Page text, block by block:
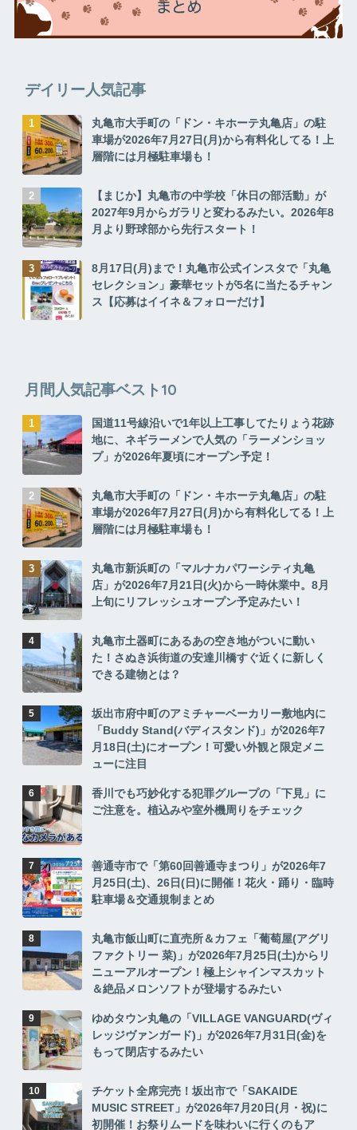
デイリー人気記事
丸亀市大手町の「ドン・キホーテ丸亀店」の駐
車場が2026年7月27日(月)から有料化してる！上
層階には月極駐車場も！
【まじか】丸亀市の中学校「休日の部活動」が
2027年9月からガラリと変わるみたい。2026年8
月より野球部から先行スタート！
8月17日(月)まで！丸亀市公式インスタで「丸亀
セレクション」豪華セットが5名に当たるチャン
ス【応募はイイネ＆フォローだけ】
月間人気記事ベスト10
国道11号線沿いで1年以上工事してたりょう花跡
地に、ネギラーメンで人気の「ラーメンショッ
プ」が2026年夏頃にオープン予定！
丸亀市大手町の「ドン・キホーテ丸亀店」の駐
車場が2026年7月27日(月)から有料化してる！上
層階には月極駐車場も！
丸亀市新浜町の「マルナカパワーシティ丸亀
店」が2026年7月21日(火)から一時休業中。8月
上旬にリフレッシュオープン予定みたい！
丸亀市土器町にあるあの空き地がついに動い
た！さぬき浜街道の安達川橋すぐ近くに新しく
できる建物とは？
坂出市府中町のアミチャーベーカリー敷地内に
「Buddy Stand(バディスタンド)」が2026年7
月18日(土)にオープン！可愛い外観と限定メニ
ューに注目
香川でも巧妙化する犯罪グループの「下見」に
ご注意を。植込みや室外機周りをチェック
善通寺市で「第60回善通寺まつり」が2026年7
月25日(土)、26日(日)に開催！花火・踊り・臨時
駐車場＆交通規制まとめ
丸亀市飯山町に直売所＆カフェ「葡萄屋(アグリ
ファクトリー 菜)」が2026年7月25日(土)からリ
ニューアルオープン！極上シャインマスカット
＆絶品メロンソフトが登場するみたい
ゆめタウン丸亀の「VILLAGE VANGUARD(ヴィ
レッジヴァンガード)」が2026年7月31日(金)を
もって閉店するみたい
チケット全席完売！坂出市で「SAKAIDE
MUSIC STREET」が2026年7月20日(月・祝)に
初開催！お祭りムードを味わいに行くのもア